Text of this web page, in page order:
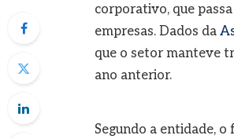
corporativo, que
empresas. Dados da
que o setor manteve
ano anterior.
Segundo a entidade,